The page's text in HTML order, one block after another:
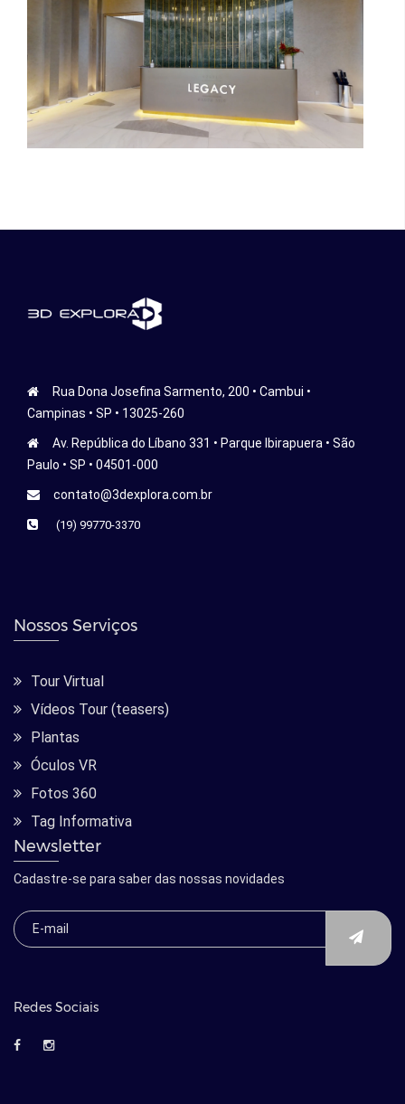
Rua Dona Josefina Sarmento, 200 • Cambui •
Campinas • SP • 13025-260
Av. República do Líbano 331 • Parque Ibirapuera • São
Paulo • SP • 04501-000
contato@3dexplora.com.br
(19) 99770-3370
Nossos Serviços
Tour Virtual
Vídeos Tour (teasers)
Plantas
Óculos VR
Fotos 360
Tag Informativa
Newsletter
Cadastre-se para saber das nossas novidades
Redes Sociais